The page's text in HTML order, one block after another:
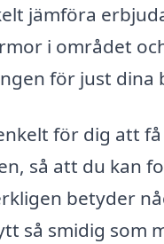
jämföra
i området
för just dina
för dig att
så att du kan
betyder
så smidig som